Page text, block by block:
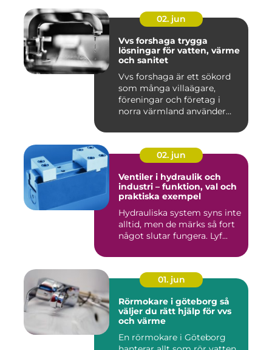
02. jun
Vvs forshaga trygga
lösningar för vatten, värme
och sanitet
Vvs forshaga är ett sökord
som många villaägare,
föreningar och företag i
norra värmland använder
02. jun
Ventiler i hydraulik och
industri – funktion, val och
praktiska exempel
Hydrauliska system syns inte
alltid, men de märks så fort
något slutar fungera. Lyf...
01. jun
Rörmokare i göteborg så
väljer du rätt hjälp för vvs
och värme
En rörmokare i Göteborg